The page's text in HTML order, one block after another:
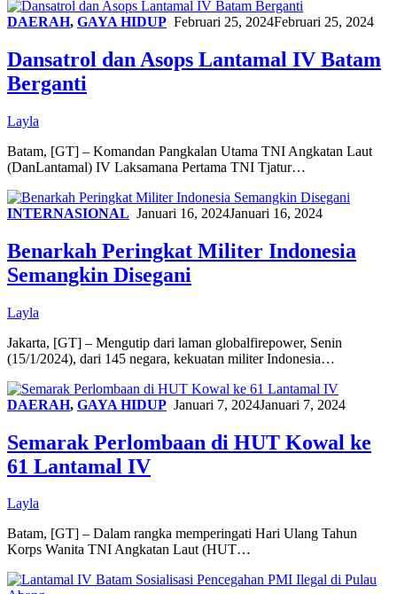
DAERAH, GAYA HIDUP Februari 25, 2024Februari 25, 2024
Dansatrol dan Asops Lantamal IV Batam
Berganti
Layla
Batam, [GT] – Komandan Pangkalan Utama TNI Angkatan Laut
(DanLantamal) IV Laksamana Pertama TNI Tjatur…
INTERNASIONAL Januari 16, 2024Januari 16, 2024
Benarkah Peringkat Militer Indonesia
Semangkin Disegani
Layla
Jakarta, [GT] – Mengutip dari laman globalfirepower, Senin
(15/1/2024), dari 145 negara, kekuatan militer Indonesia…
DAERAH, GAYA HIDUP Januari 7, 2024Januari 7, 2024
Semarak Perlombaan di HUT Kowal ke
61 Lantamal IV
Layla
Batam, [GT] – Dalam rangka memperingati Hari Ulang Tahun
Korps Wanita TNI Angkatan Laut (HUT…